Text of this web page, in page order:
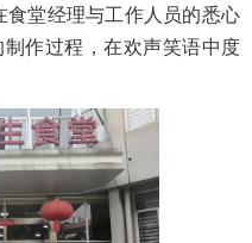
食堂经理与工作人员的悉心
作过程，在欢声笑语中度